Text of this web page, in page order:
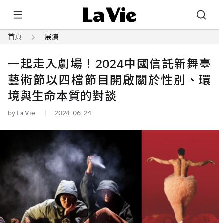
首頁 展演
一起走入劇場！2024中國信託新舞臺
藝術節以四檔節目開啟關於性別、環
境與生命本質的對談
by La Vie 2024-06-24